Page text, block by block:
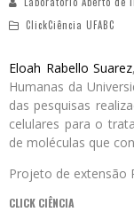
ClickCiência UFABC
Eloah Rabello Suarez
Humanas da
das pesquisas
celulares para o
de moléculas que
Projeto de extensão
CLICK CIÊNCIA